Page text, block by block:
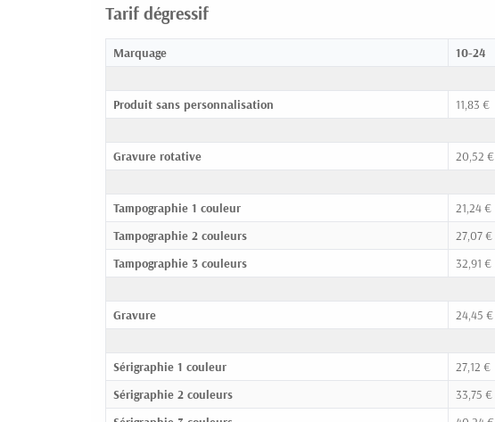
Tarif dégressif
Marquage 10-24
Produit sans personnalisation
11,83 €
Gravure rotative
20,52 €
Tampographie 1 couleur
21,24 €
Tampographie 2 couleurs
27,07 €
Tampographie 3 couleurs
32,91 €
Gravure
24,45 €
Sérigraphie 1 couleur
27,12 €
Sérigraphie 2 couleurs
33,75 €